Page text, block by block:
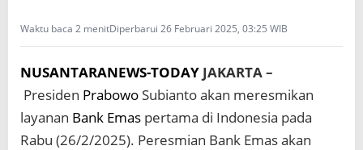
I
Waktu baca 2 menitDiperbarui 26 Februari 2025, 03:25 WIB
NUSANTARANEWS-TODAY JAKARTA –
Presiden Prabowo Subianto akan meresmikan
layanan Bank Emas pertama di Indonesia pada
Rabu (26/2/2025). Peresmian Bank Emas akan